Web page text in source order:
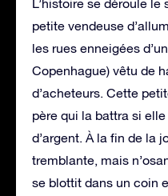
L’histoire se déroule le
petite vendeuse
les rues enneigées
Copenhague) vêtu de
d’acheteurs. Cette
père qui la battra si
d’argent. À la fin de la
tremblante, mais
se blottit dans un coin